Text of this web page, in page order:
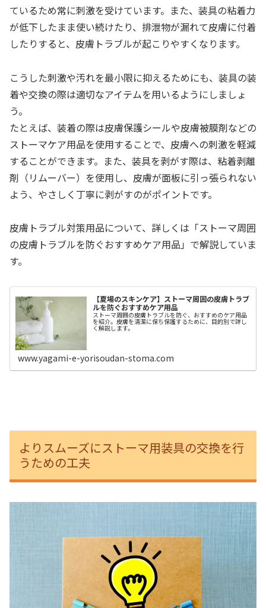
ているため常に刺激を受けています。また、装具の粘着力
が低下したまま使い続けたり、排泄物が漏れて皮膚に付着
したりすると、皮膚トラブルが起こりやすくなります。
こうした刺激や汚れを最小限に抑えるためにも、装具の装
着や交換の際は適切なアイテムを用いるようにしましょ
う。
たとえば、装着の際は皮膚保護シールや皮膚被膜剤などの
ストーマケア用品を使用することで、皮膚への刺激を軽減
することができます。また、装具を剥がす際は、粘着剥離
剤（リムーバー）を使用し、皮膚が面板に引っ張られない
よう、やさしく丁寧に剥がすのがポイントです。
皮膚トラブル対策用品について、詳しくは「ストーマ周囲
の皮膚トラブルを防ぐおすすめケア用品」で解説していま
す。
【夏場のスキンケア】ストーマ周囲の皮膚トラブ
ルを防ぐおすすめケア用品
ストーマ周囲の皮膚トラブルを防ぐ、おすすめのケア用品
を紹介。皮膚を清潔に保ち保護するために、目的別で詳し
く解説します。
www.yagami-e-yorisoudan-stoma.com
よりスムーズにストーマ用装具の交換を行
うための工夫